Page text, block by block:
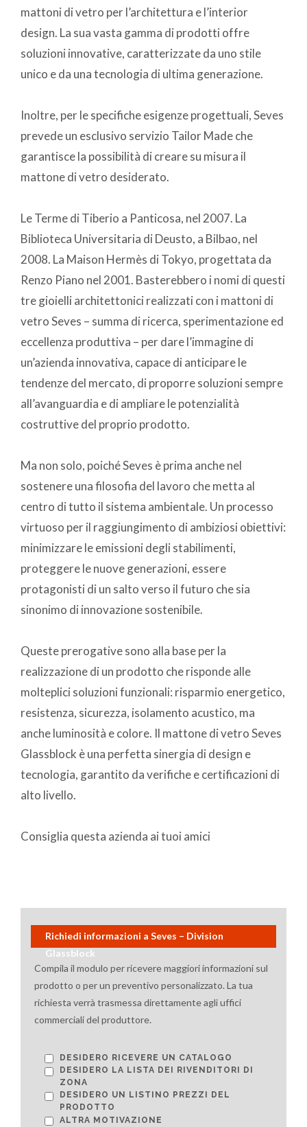
mattoni di vetro per l’architettura e l’interior
design. La sua vasta gamma di prodotti offre
soluzioni innovative, caratterizzate da uno stile
unico e da una tecnologia di ultima generazione.
Inoltre, per le specifiche esigenze progettuali, Seves
prevede un esclusivo servizio Tailor Made che
garantisce la possibilità di creare su misura il
mattone di vetro desiderato.
Le Terme di Tiberio a Panticosa, nel 2007. La
Biblioteca Universitaria di Deusto, a Bilbao, nel
2008. La Maison Hermès di Tokyo, progettata da
Renzo Piano nel 2001. Basterebbero i nomi di questi
tre gioielli architettonici realizzati con i mattoni di
vetro Seves – summa di ricerca, sperimentazione ed
eccellenza produttiva – per dare l’immagine di
un’azienda innovativa, capace di anticipare le
tendenze del mercato, di proporre soluzioni sempre
all’avanguardia e di ampliare le potenzialità
costruttive del proprio prodotto.
Ma non solo, poiché Seves è prima anche nel
sostenere una filosofia del lavoro che metta al
centro di tutto il sistema ambientale. Un processo
virtuoso per il raggiungimento di ambiziosi obiettivi:
minimizzare le emissioni degli stabilimenti,
proteggere le nuove generazioni, essere
protagonisti di un salto verso il futuro che sia
sinonimo di innovazione sostenibile.
Queste prerogative sono alla base per la
realizzazione di un prodotto che risponde alle
molteplici soluzioni funzionali: risparmio energetico,
resistenza, sicurezza, isolamento acustico, ma
anche luminosità e colore. Il mattone di vetro Seves
Glassblock è una perfetta sinergia di design e
tecnologia, garantito da verifiche e certificazioni di
alto livello.
Consiglia questa azienda ai tuoi amici
Richiedi informazioni a Seves – Division
Glassblock
Compila il modulo per ricevere maggiori informazioni sul
prodotto o per un preventivo personalizzato. La tua
richiesta verrà trasmessa direttamente agli uffici
commerciali del produttore.
DESIDERO RICEVERE UN CATALOGO
DESIDERO LA LISTA DEI RIVENDITORI DI
ZONA
DESIDERO UN LISTINO PREZZI DEL
PRODOTTO
ALTRA MOTIVAZIONE